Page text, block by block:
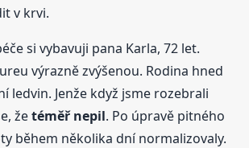
v krvi.
si vybavuji pana Karla, 72 let.
výrazně zvýšenou. Rodina hned
ledvin. Jenže když jsme rozebrali
žetéměř nepil. Po úpravě pitného
během několika dní normalizovaly.